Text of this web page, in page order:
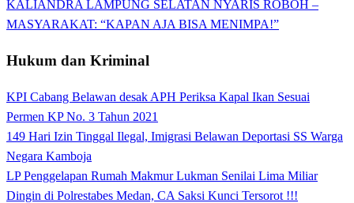
KALIANDRA LAMPUNG SELATAN NYARIS ROBOH –
MASYARAKAT: “KAPAN AJA BISA MENIMPA!”
Hukum dan Kriminal
KPI Cabang Belawan desak APH Periksa Kapal Ikan Sesuai
Permen KP No. 3 Tahun 2021
149 Hari Izin Tinggal Ilegal, Imigrasi Belawan Deportasi SS Warga
Negara Kamboja
LP Penggelapan Rumah Makmur Lukman Senilai Lima Miliar
Dingin di Polrestabes Medan, CA Saksi Kunci Tersorot !!!